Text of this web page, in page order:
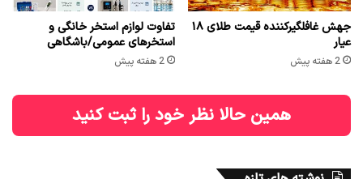
جهش غافلگیرکننده قیمت طلای ۱۸
عیار
2 هفته پیش
تفاوت لوازم استخر خانگی و
استخرهای عمومی/باشگاهی
2 هفته پیش
همین حالا نظر خود را ثبت کنید